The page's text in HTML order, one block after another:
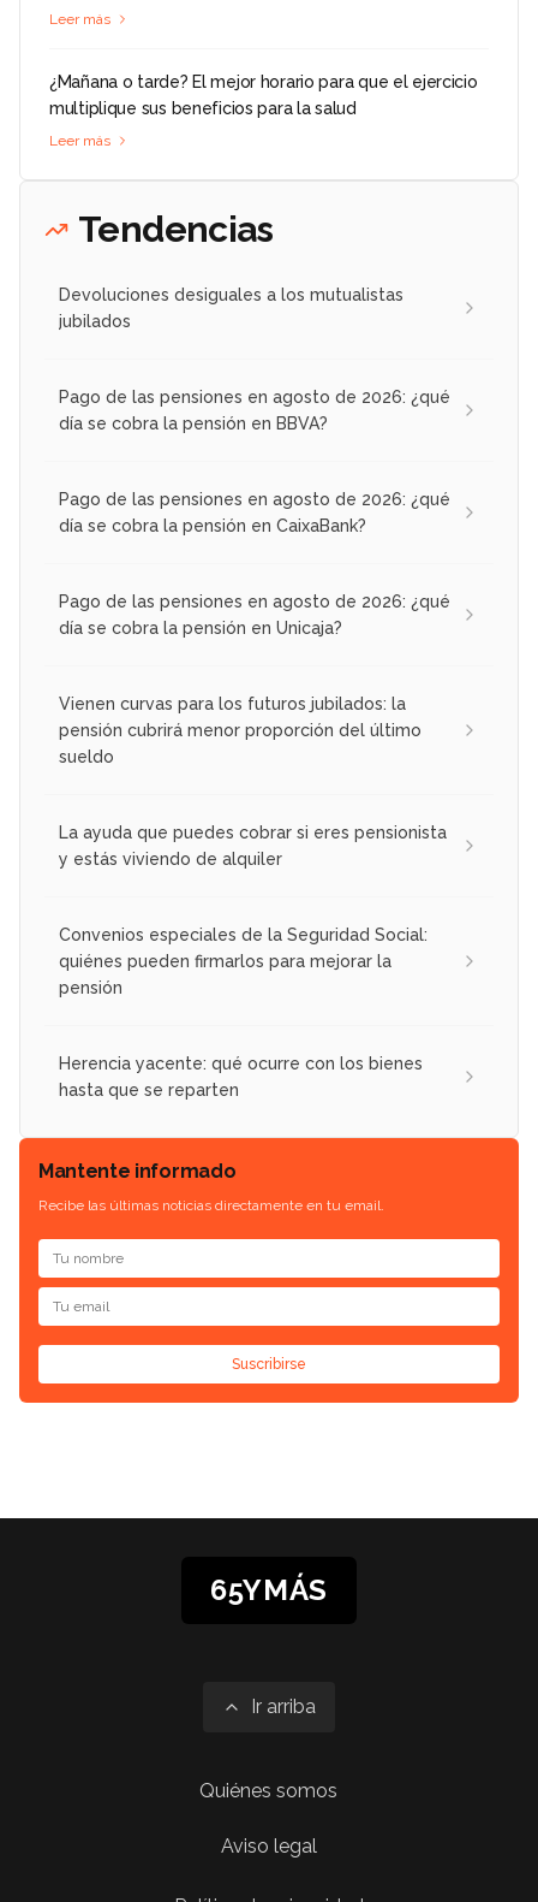
Leer más
¿Mañana o tarde? El mejor horario para que el ejercicio
multiplique sus beneficios para la salud
Leer más
Tendencias
Devoluciones desiguales a los mutualistas
jubilados
Pago de las pensiones en agosto de 2026: ¿qué
día se cobra la pensión en BBVA?
Pago de las pensiones en agosto de 2026: ¿qué
día se cobra la pensión en CaixaBank?
Pago de las pensiones en agosto de 2026: ¿qué
día se cobra la pensión en Unicaja?
Vienen curvas para los futuros jubilados: la
pensión cubrirá menor proporción del último
sueldo
La ayuda que puedes cobrar si eres pensionista
y estás viviendo de alquiler
Convenios especiales de la Seguridad Social:
quiénes pueden firmarlos para mejorar la
pensión
Herencia yacente: qué ocurre con los bienes
hasta que se reparten
Mantente informado
Recibe las últimas noticias directamente en tu email.
Suscribirse
65YMÁS
Ir arriba
Quiénes somos
Aviso legal